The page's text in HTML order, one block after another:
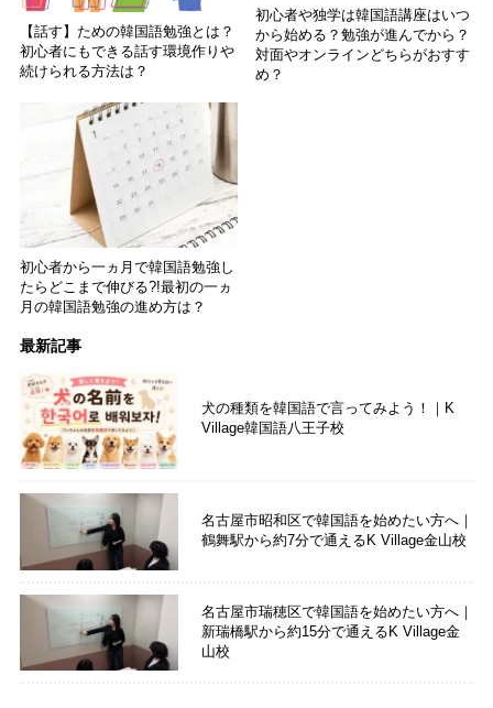
【話す】ための韓国語勉強とは？
初心者にもできる話す環境作りや
続けられる方法は？
初心者や独学は韓国語講座はいつ
から始める？勉強が進んでから？
対面やオンラインどちらがおすす
め？
初心者から一ヵ月で韓国語勉強し
たらどこまで伸びる?!最初の一ヵ
月の韓国語勉強の進め方は？
最新記事
犬の種類を韓国語で言ってみよう！｜K
Village韓国語八王子校
名古屋市昭和区で韓国語を始めたい方へ｜
鶴舞駅から約7分で通えるK Village金山校
名古屋市瑞穂区で韓国語を始めたい方へ｜
新瑞橋駅から約15分で通えるK Village金
山校